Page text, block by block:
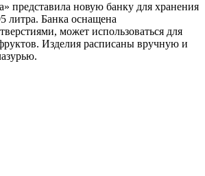
представила новую банку для хранения
литра. Банка оснащена
может использоваться для
Изделия расписаны вручную и